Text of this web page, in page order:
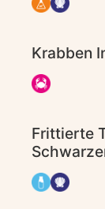
Krabben
Frittierte